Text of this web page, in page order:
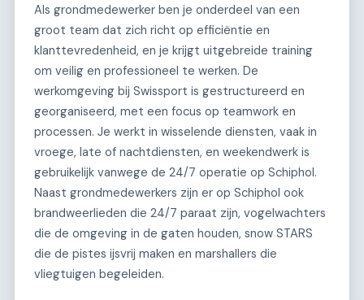
Als grondmedewerker ben je onderdeel van een
groot team dat zich richt op efficiëntie en
klanttevredenheid, en je krijgt uitgebreide training
om veilig en professioneel te werken. De
werkomgeving bij Swissport is gestructureerd en
georganiseerd, met een focus op teamwork en
processen. Je werkt in wisselende diensten, vaak in
vroege, late of nachtdiensten, en weekendwerk is
gebruikelijk vanwege de 24/7 operatie op Schiphol.
Naast grondmedewerkers zijn er op Schiphol ook
brandweerlieden die 24/7 paraat zijn, vogelwachters
die de omgeving in de gaten houden, snow STARS
die de pistes ijsvrij maken en marshallers die
vliegtuigen begeleiden.